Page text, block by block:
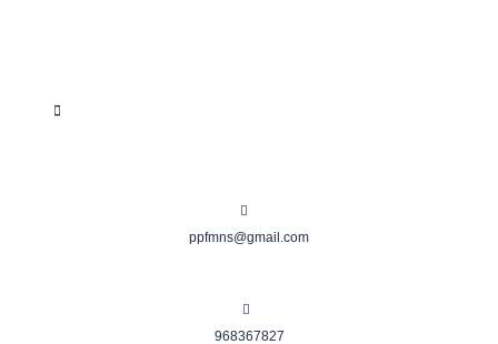
ppfmns@gmail.com
968367827